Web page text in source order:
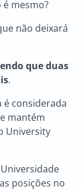
mesmo?
não deixará
que duas
.
é considerada
mantém
University
posições no